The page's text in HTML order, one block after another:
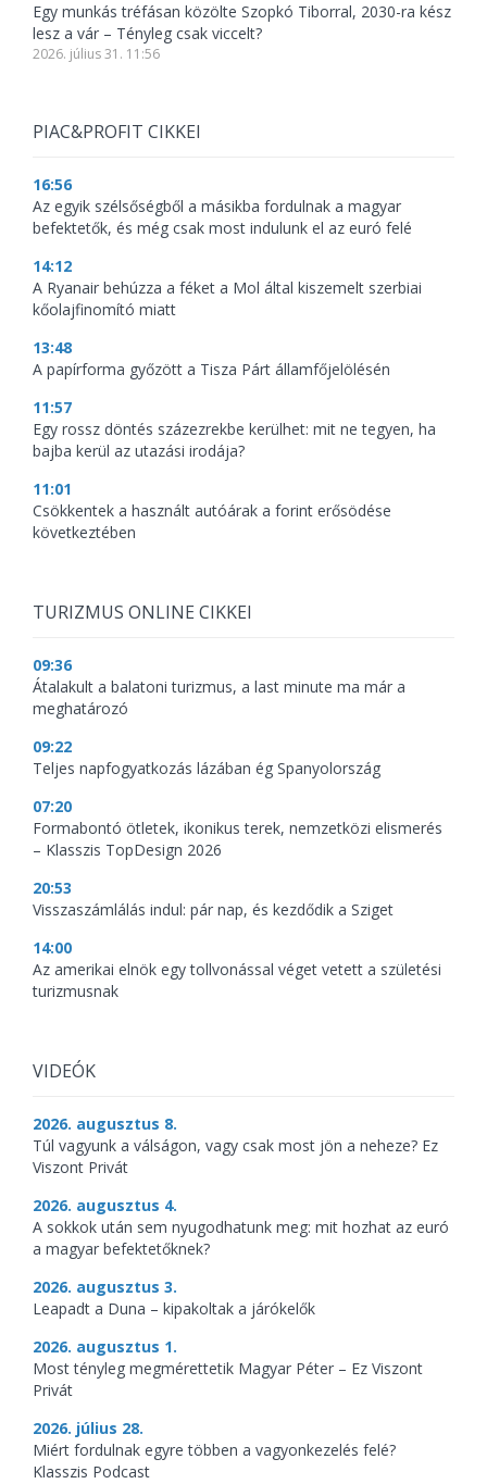
Egy munkás tréfásan közölte Szopkó Tiborral, 2030-ra kész
lesz a vár – Tényleg csak viccelt?
2026. július 31. 11:56
PIAC&PROFIT CIKKEI
16:56
Az egyik szélsőségből a másikba fordulnak a magyar
befektetők, és még csak most indulunk el az euró felé
14:12
A Ryanair behúzza a féket a Mol által kiszemelt szerbiai
kőolajfinomító miatt
13:48
A papírforma győzött a Tisza Párt államfőjelölésén
11:57
Egy rossz döntés százezrekbe kerülhet: mit ne tegyen, ha
bajba kerül az utazási irodája?
11:01
Csökkentek a használt autóárak a forint erősödése
következtében
TURIZMUS ONLINE CIKKEI
09:36
Átalakult a balatoni turizmus, a last minute ma már a
meghatározó
09:22
Teljes napfogyatkozás lázában ég Spanyolország
07:20
Formabontó ötletek, ikonikus terek, nemzetközi elismerés
– Klasszis TopDesign 2026
20:53
Visszaszámlálás indul: pár nap, és kezdődik a Sziget
14:00
Az amerikai elnök egy tollvonással véget vetett a születési
turizmusnak
VIDEÓK
2026. augusztus 8.
Túl vagyunk a válságon, vagy csak most jön a neheze? Ez
Viszont Privát
2026. augusztus 4.
A sokkok után sem nyugodhatunk meg: mit hozhat az euró
a magyar befektetőknek?
2026. augusztus 3.
Leapadt a Duna – kipakoltak a járókelők
2026. augusztus 1.
Most tényleg megmérettetik Magyar Péter – Ez Viszont
Privát
2026. július 28.
Miért fordulnak egyre többen a vagyonkezelés felé?
Klasszis Podcast